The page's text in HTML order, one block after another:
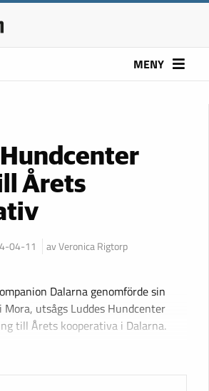
MENY
Hundcenter
Årets
04-11 av Veronica Rigtorp
Dalarna genomförde sin
utsågs Luddes Hundcenter
till Årets kooperativa i Dalarna.